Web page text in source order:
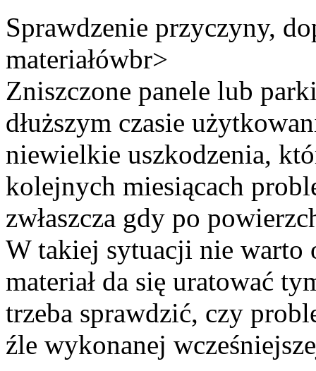
Sprawdzenie przyczyny,
materiałówbr>
Zniszczone panele lub
dłuższym czasie
niewielkie uszkodzenia,
kolejnych miesiącach
zwłaszcza gdy po
W takiej sytuacji nie warto
materiał da się uratować
trzeba sprawdzić, czy
źle wykonanej